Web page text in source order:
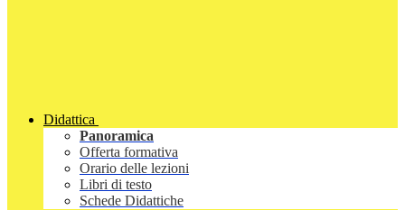
Didattica
Panoramica
Offerta formativa
Orario delle lezioni
Libri di testo
Schede Didattiche